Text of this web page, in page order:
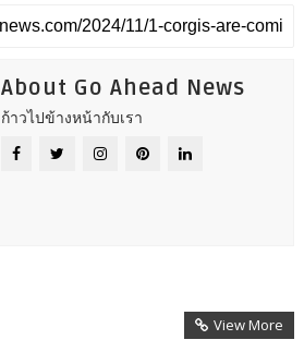
About Go Ahead News
ก้าวไปข้างหน้ากับเรา
View More